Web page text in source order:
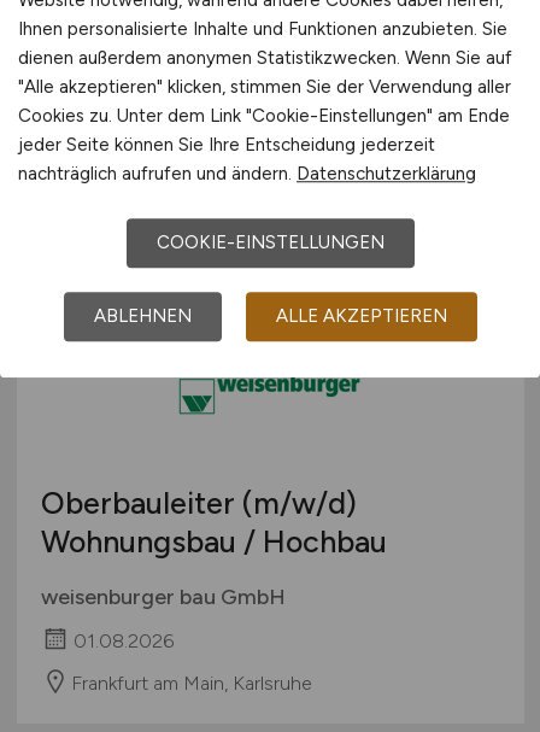
Architekten - Fachrichtung
Hochbau - Architektur(m/w/d)
Stadtwerke Heidenheim AG
02.08.2026
Heidenheim an der Brenz
Oberbauleiter (m/w/d)
Wohnungsbau / Hochbau
weisenburger bau GmbH
01.08.2026
Frankfurt am Main, Karlsruhe
Ihnen personalisierte Inhalte und Funktionen anzubieten. Sie
dienen außerdem anonymen Statistikzwecken. Wenn Sie auf
"Alle akzeptieren" klicken, stimmen Sie der Verwendung aller
Cookies zu. Unter dem Link "Cookie-Einstellungen" am Ende
jeder Seite können Sie Ihre Entscheidung jederzeit
nachträglich aufrufen und ändern. Datenschutzerklärung
COOKIE-EINSTELLUNGEN
ABLEHNEN ALLE AKZEPTIEREN